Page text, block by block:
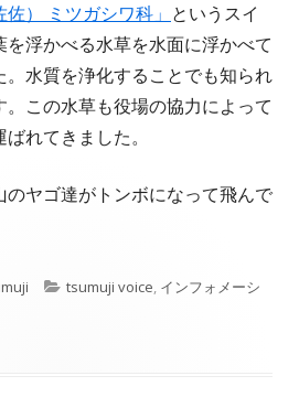
佐） ミツガシワ科」 というスイ
を浮かべる水草を水面に浮かべて
水質を浄化することでも知られ
この水草も役場の協力によって
れてきました。
ヤゴ達がトンボになって飛んで
カ
tsumuji voice, インフォメーシ